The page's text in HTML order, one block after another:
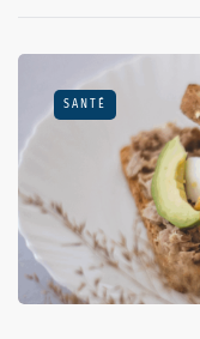
SANTÉ